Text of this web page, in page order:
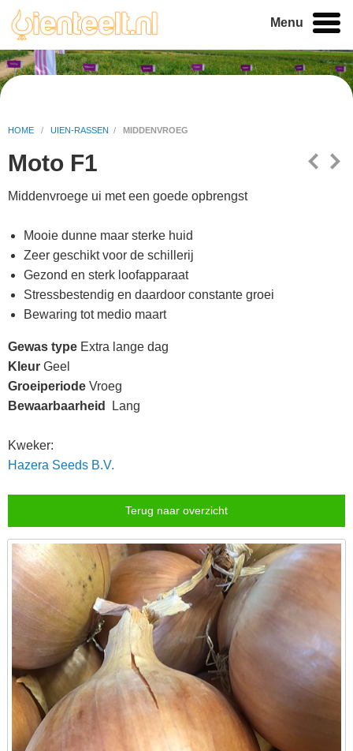
Menu
HOME / UIEN-RASSEN / MIDDENVROEG
Moto F1
Middenvroege ui met een goede opbrengst
Mooie dunne maar sterke huid
Zeer geschikt voor de schillerij
Gezond en sterk loofapparaat
Stressbestendig en daardoor constante groei
Bewaring tot medio maart
Gewas type Extra lange dag
Kleur Geel
Groeiperiode Vroeg
Bewaarbaarheid
Lang
Kweker:
Hazera Seeds B.V.
Terug naar overzicht